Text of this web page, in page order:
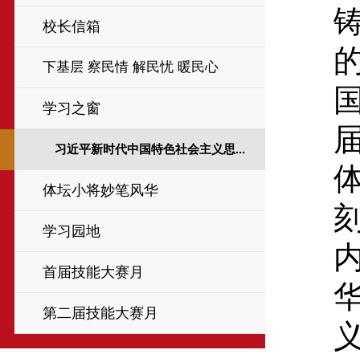
校长信箱
下基层 察民情 解民忧 暖民心
学习之窗
习近平新时代中国特色社会主义思...
体坛小将妙笔风华
学习园地
首届技能大赛月
第二届技能大赛月